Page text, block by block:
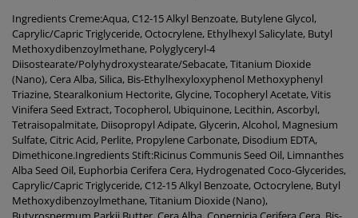
Ingredients Creme:Aqua, C12-15 Alkyl Benzoate, Butylene Glycol,
Caprylic/Capric Triglyceride, Octocrylene, Ethylhexyl Salicylate, Butyl
Methoxydibenzoylmethane, Polyglyceryl-4
Diisostearate/Polyhydroxystearate/Sebacate, Titanium Dioxide
(Nano), Cera Alba, Silica, Bis-Ethylhexyloxyphenol Methoxyphenyl
Triazine, Stearalkonium Hectorite, Glycine, Tocopheryl Acetate, Vitis
Vinifera Seed Extract, Tocopherol, Ubiquinone, Lecithin, Ascorbyl,
Tetraisopalmitate, Diisopropyl Adipate, Glycerin, Alcohol, Magnesium
Sulfate, Citric Acid, Perlite, Propylene Carbonate, Disodium EDTA,
Dimethicone.Ingredients Stift:Ricinus Communis Seed Oil, Limnanthes
Alba Seed Oil, Euphorbia Cerifera Cera, Hydrogenated Coco-Glycerides,
Caprylic/Capric Triglyceride, C12-15 Alkyl Benzoate, Octocrylene, Butyl
Methoxydibenzoylmethane, Titanium Dioxide (Nano),